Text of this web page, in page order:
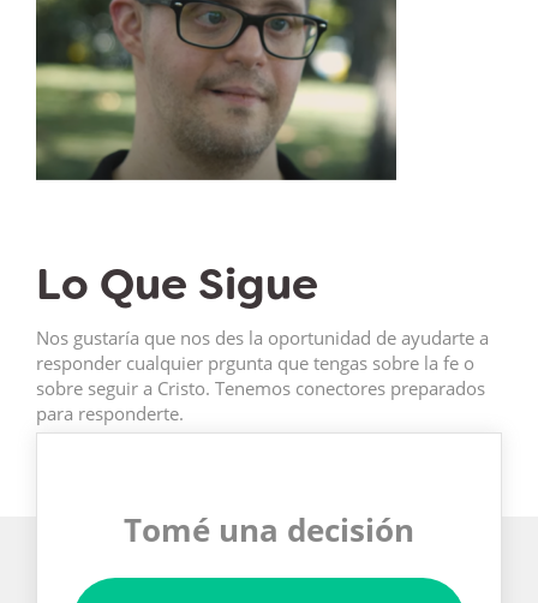
Lo Que Sigue
Nos gustaría que nos des la oportunidad de ayudarte a
responder cualquier prgunta que tengas sobre la fe o
sobre seguir a Cristo. Tenemos conectores preparados
para responderte.
Tomé una decisión